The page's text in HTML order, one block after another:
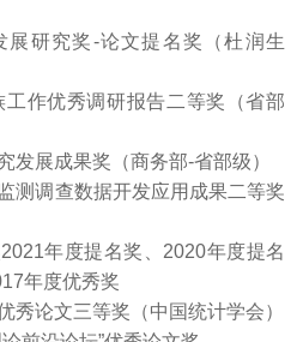
展研究奖-论文提名奖（杜润生
工作优秀调研报告二等奖（省部
发展成果奖（商务部-省部级）
测调查数据开发应用成果二等奖
年度提名奖、2020年度提名
年度优秀奖
秀论文三等奖（中国统计学会）